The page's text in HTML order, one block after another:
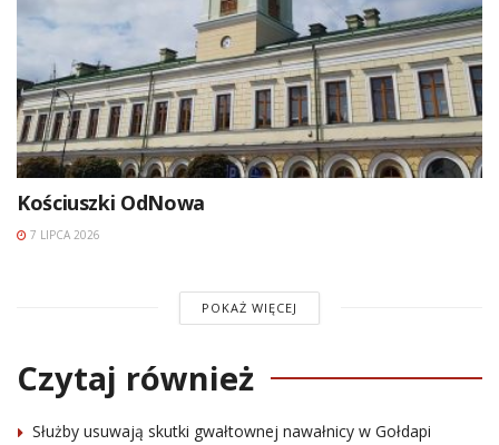
Kościuszki OdNowa
7 LIPCA 2026
POKAŻ WIĘCEJ
Czytaj również
Służby usuwają skutki gwałtownej nawałnicy w Gołdapi